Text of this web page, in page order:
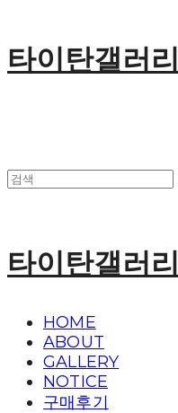
타이탄갤러리
타이탄갤러리
HOME
ABOUT
GALLERY
NOTICE
구매후기